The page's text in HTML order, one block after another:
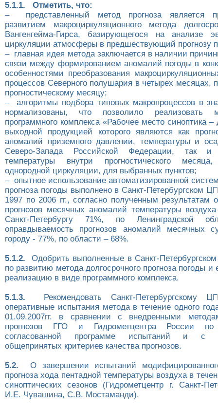
5.1.1. Отметить, что:
– представленный метод прогноза является
развитием макроциркуляционного метода
Вангенгейма-Гирса, базирующегося на анализе
циркуляции атмосферы в предшествующий прогнозу
– главная идея метода заключается в наличии
связи между формированием аномалий погоды в
особенностями преобразования
процессов Северного полушария в четырех месяцах,
прогностическому месяцу;
– алгоритмы подбора типовых макропроцессов в
нормализованы, что позволило
программного комплекса «Рабочее место синоптика –
выходной продукцией которого являются как
аномалий приземного давлении, температуры и
Северо-Запада Российской Федерации, так
температуры внутри прогностического
однородной циркуляции, для выбранных пунктов;
– опытное использование автоматизированной
прогноза погоды выполнено в Санкт-Петербургском
1997 по 2006 гг., согласно полученным результатам
прогнозов месячных аномалий температуры
Санкт-Петербургу 71%, по Ленинградской
оправдываемость прогнозов аномалий месячных
городу - 77%, по области – 68%.
5.1.2. Одобрить выполненные в Санкт-
по развитию метода долгосрочного прогноза погоды и
реализацию в виде программного комплекса.
5.1.3. Рекомендовать Санкт-Петербургскому
оперативные испытания метода в течение одного
01.09.2007гг. в сравнении с внедренными
прогнозов ГГО и Гидрометцентра России по
согласованной программе испытаний и с
общепринятых критериев качества прогнозов.
5.2. О завершении испытаний
прогноза хода пентадной температуры воздуха в
синоптических сезонов (Гидрометцентр г. Санкт-
И.Е. Чувашина, С.В. Мостаманди).